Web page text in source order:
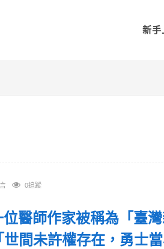
新手
0追蹤
位醫師作家被稱為「臺
間未許權存在，勇士